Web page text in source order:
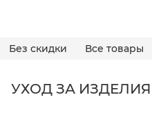
Без скидки Все товары
УХОД ЗА